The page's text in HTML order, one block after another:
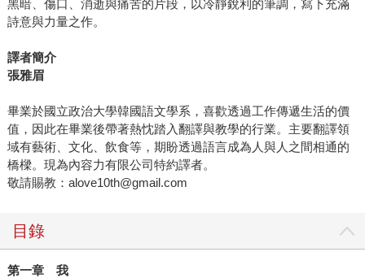
黑暗、傷口、消逝與痛苦的片段，以冷靜銳利的筆調，寫下充滿
詩意與力量之作。
譯者簡介
張雅眉
畢業於國立政治大學韓國語文學系，喜歡透過工作傳遞生活的價
值，因此在畢業後帶著熱忱踏入翻譯與教學的行業。主要翻譯領
域有藝術、文化、飲食等，期盼透過語言成為人與人之間相通的
橋樑。現為內容力有限公司特約譯者。
敬請賜教：alove10th@gmail.com
目錄
第一章 我